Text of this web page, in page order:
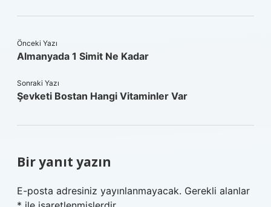
Önceki Yazı
Almanyada 1 Simit Ne Kadar
Sonraki Yazı
Şevketi Bostan Hangi Vitaminler Var
Bir yanıt yazın
E-posta adresiniz yayınlanmayacak. Gerekli alanlar